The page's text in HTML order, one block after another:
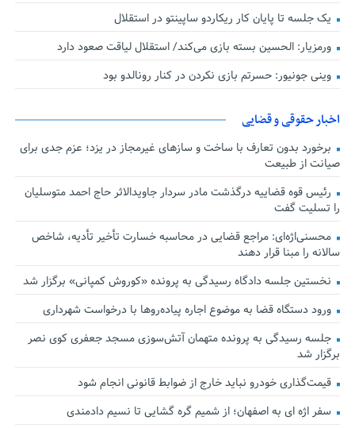
یک جلسه تا پایان کار ریکاردو ساپینتو در استقلال
ورمزیار: الحسین بسته بازی می‌کند/ استقلال لیاقت صعود دارد
وینی جونیور: حسرتم بازی نکردن در کنار رونالدو بود
اخبار حقوقی و قضایی
برخورد بدون تعارف با ساخت‌ و سازهای غیرمجاز در یزد؛ عزم جدی برای
صیانت از طبیعت
رئیس قوه قضاییه درگذشت مادر سردار جاویدالاثر حاج احمد متوسلیان
را تسلیت گفت
محسنی‌اژه‌ای: مراجع قضایی در محاسبه خسارت تأخیر تأدیه، شاخص
سالانه را مبنا قرار دهند
نخستین جلسه دادگاه رسیدگی به پرونده «کوروش کمپانی» برگزار شد
ورود دستگاه قضا به موضوع اجاره پیاده‌روها با درخواست شهرداری
جلسه رسیدگی به پرونده متهمان آتش‌سوزی مسجد جعفری کوی نصر
برگزار شد
قیمت‌گذاری خودرو نباید خارج از ضوابط قانونی انجام شود
سفر اژه ای به اصفهان؛ از شمیم گره گشایی تا نسیم دادمندی